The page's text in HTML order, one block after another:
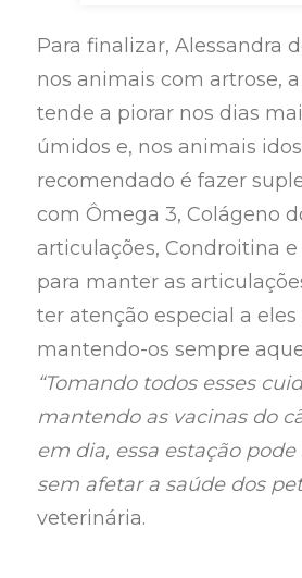
Para finalizar, Alessandra
nos animais com artrose,
tende a piorar nos dias
úmidos e, nos animais
recomendado é fazer
com Ômega 3, Colágeno
articulações, Condroitina
para manter as
ter atenção especial a eles
mantendo-os sempre
“Tomando todos esses
mantendo as vacinas do
em dia, essa estação
sem afetar a saúde dos
veterinária.